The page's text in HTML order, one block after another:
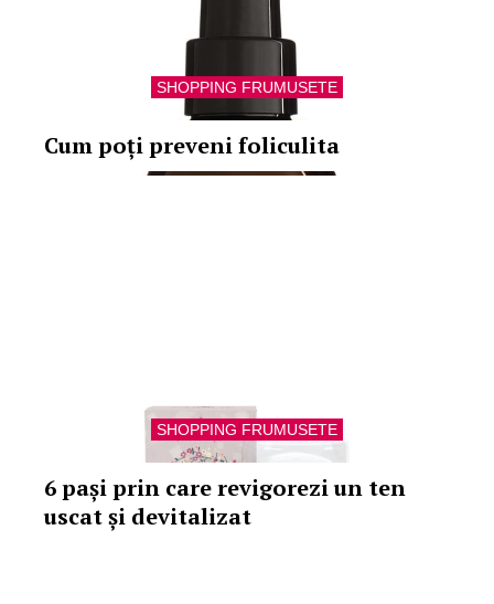
SHOPPING FRUMUSETE
Cum poți preveni foliculita
SHOPPING FRUMUSETE
6 pași prin care revigorezi un ten
uscat și devitalizat